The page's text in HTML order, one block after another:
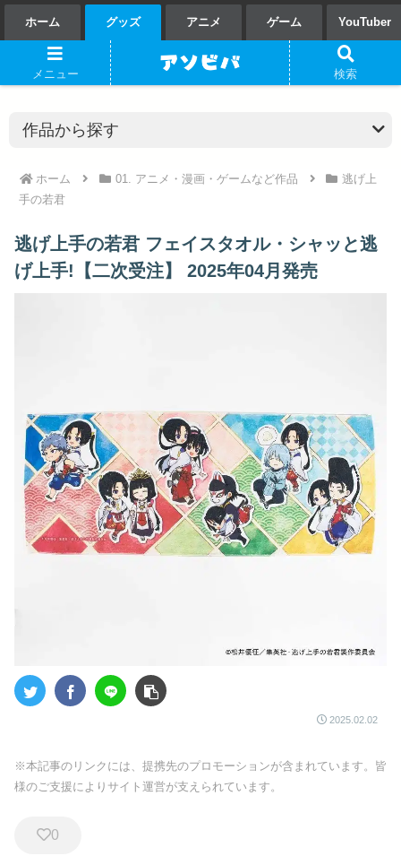
ホーム グッズ アニメ ゲーム YouTuber
ホーム 01. アニメ・漫画・ゲームなど作品
逃げ上
手の若君
逃げ上手の若君 フェイスタオル・シャッと逃
げ上手!【二次受注】 2025年04月発売
2025.02.02
※本記事のリンクには、提携先のプロモーションが含まれています。皆
様のご支援によりサイト運営が支えられています。
0
メニュー 検索